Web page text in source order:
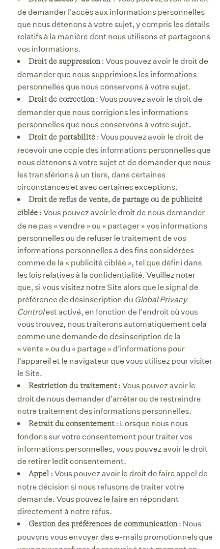
de demander l'accès aux informations personnelles
que nous détenons à votre sujet, y compris les détails
relatifs à la manière dont nous utilisons et partageons
vos informations.
Droit de suppression : Vous pouvez avoir le droit de
demander que nous supprimions les informations
personnelles que nous conservons à votre sujet.
Droit de correction : Vous pouvez avoir le droit de
demander que nous corrigions les informations
personnelles que nous conservons à votre sujet.
Droit de portabilité : Vous pouvez avoir le droit de
recevoir une copie des informations personnelles que
nous détenons à votre sujet et de demander que nous
les transférions à un tiers, dans certaines
circonstances et avec certaines exceptions.
Droit de refus de vente, de partage ou de publicité
ciblée : Vous pouvez avoir le droit de nous demander
de ne pas « vendre » ou « partager » vos informations
personnelles ou de refuser le traitement de vos
informations personnelles à des fins considérées
comme de la « publicité ciblée », tel que défini dans
les lois relatives à la confidentialité. Veuillez noter
que, si vous visitez notre Site alors que le signal de
préférence de désinscription du Global Privacy
Controlest activé, en fonction de l'endroit où vous
vous trouvez, nous traiterons automatiquement cela
comme une demande de désinscription de la
« vente » ou du « partage » d'informations pour
l'appareil et le navigateur que vous utilisez pour visiter
le Site.
Restriction du traitement: Vous pouvez avoir le
droit de nous demander d’arrêter ou de restreindre
notre traitement des informations personnelles.
Retrait du consentement: Lorsque nous nous
fondons sur votre consentement pour traiter vos
informations personnelles, vous pouvez avoir le droit
de retirer ledit consentement.
Appel : Vous pouvez avoir le droit de faire appel de
notre décision si nous refusons de traiter votre
demande. Vous pouvez le faire en répondant
directement à notre refus.
Gestion des préférences de communication : Nous
pouvons vous envoyer des e-mails promotionnels que